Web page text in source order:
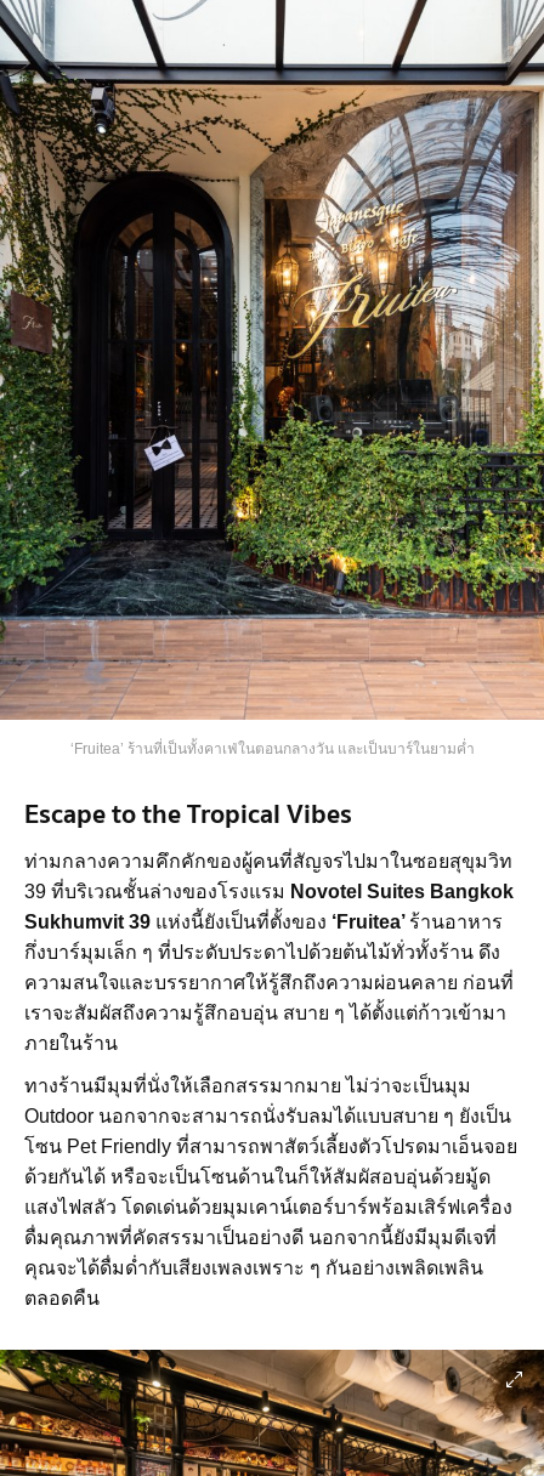
‘Fruitea’ ร้านที่เป็นทั้งคาเฟ่ในตอนกลางวัน และเป็นบาร์ในยามค่ำ
Escape to the Tropical Vibes
ท่ามกลางความคึกคักของผู้คนที่สัญจรไปมาในซอยสุขุมวิท
39 ที่บริเวณชั้นล่างของโรงแรม Novotel Suites Bangkok
Sukhumvit 39 แห่งนี้ยังเป็นที่ตั้งของ ‘Fruitea’ ร้านอาหาร
กึ่งบาร์มุมเล็ก ๆ ที่ประดับประดาไปด้วยต้นไม้ทั่วทั้งร้าน ดึง
ความสนใจและบรรยากาศให้รู้สึกถึงความผ่อนคลาย ก่อนที่
เราจะสัมผัสถึงความรู้สึกอบอุ่น สบาย ๆ ได้ตั้งแต่ก้าวเข้ามา
ภายในร้าน
ทางร้านมีมุมที่นั่งให้เลือกสรรมากมาย ไม่ว่าจะเป็นมุม
Outdoor นอกจากจะสามารถนั่งรับลมได้แบบสบาย ๆ ยังเป็น
โซน Pet Friendly ที่สามารถพาสัตว์เลี้ยงตัวโปรดมาเอ็นจอย
ด้วยกันได้ หรือจะเป็นโซนด้านในก็ให้สัมผัสอบอุ่นด้วยมู้ด
แสงไฟสลัว โดดเด่นด้วยมุมเคาน์เตอร์บาร์พร้อมเสิร์ฟเครื่อง
ดื่มคุณภาพที่คัดสรรมาเป็นอย่างดี นอกจากนี้ยังมีมุมดีเจที่
คุณจะได้ดื่มด่ำกับเสียงเพลงเพราะ ๆ กันอย่างเพลิดเพลิน
ตลอดคืน